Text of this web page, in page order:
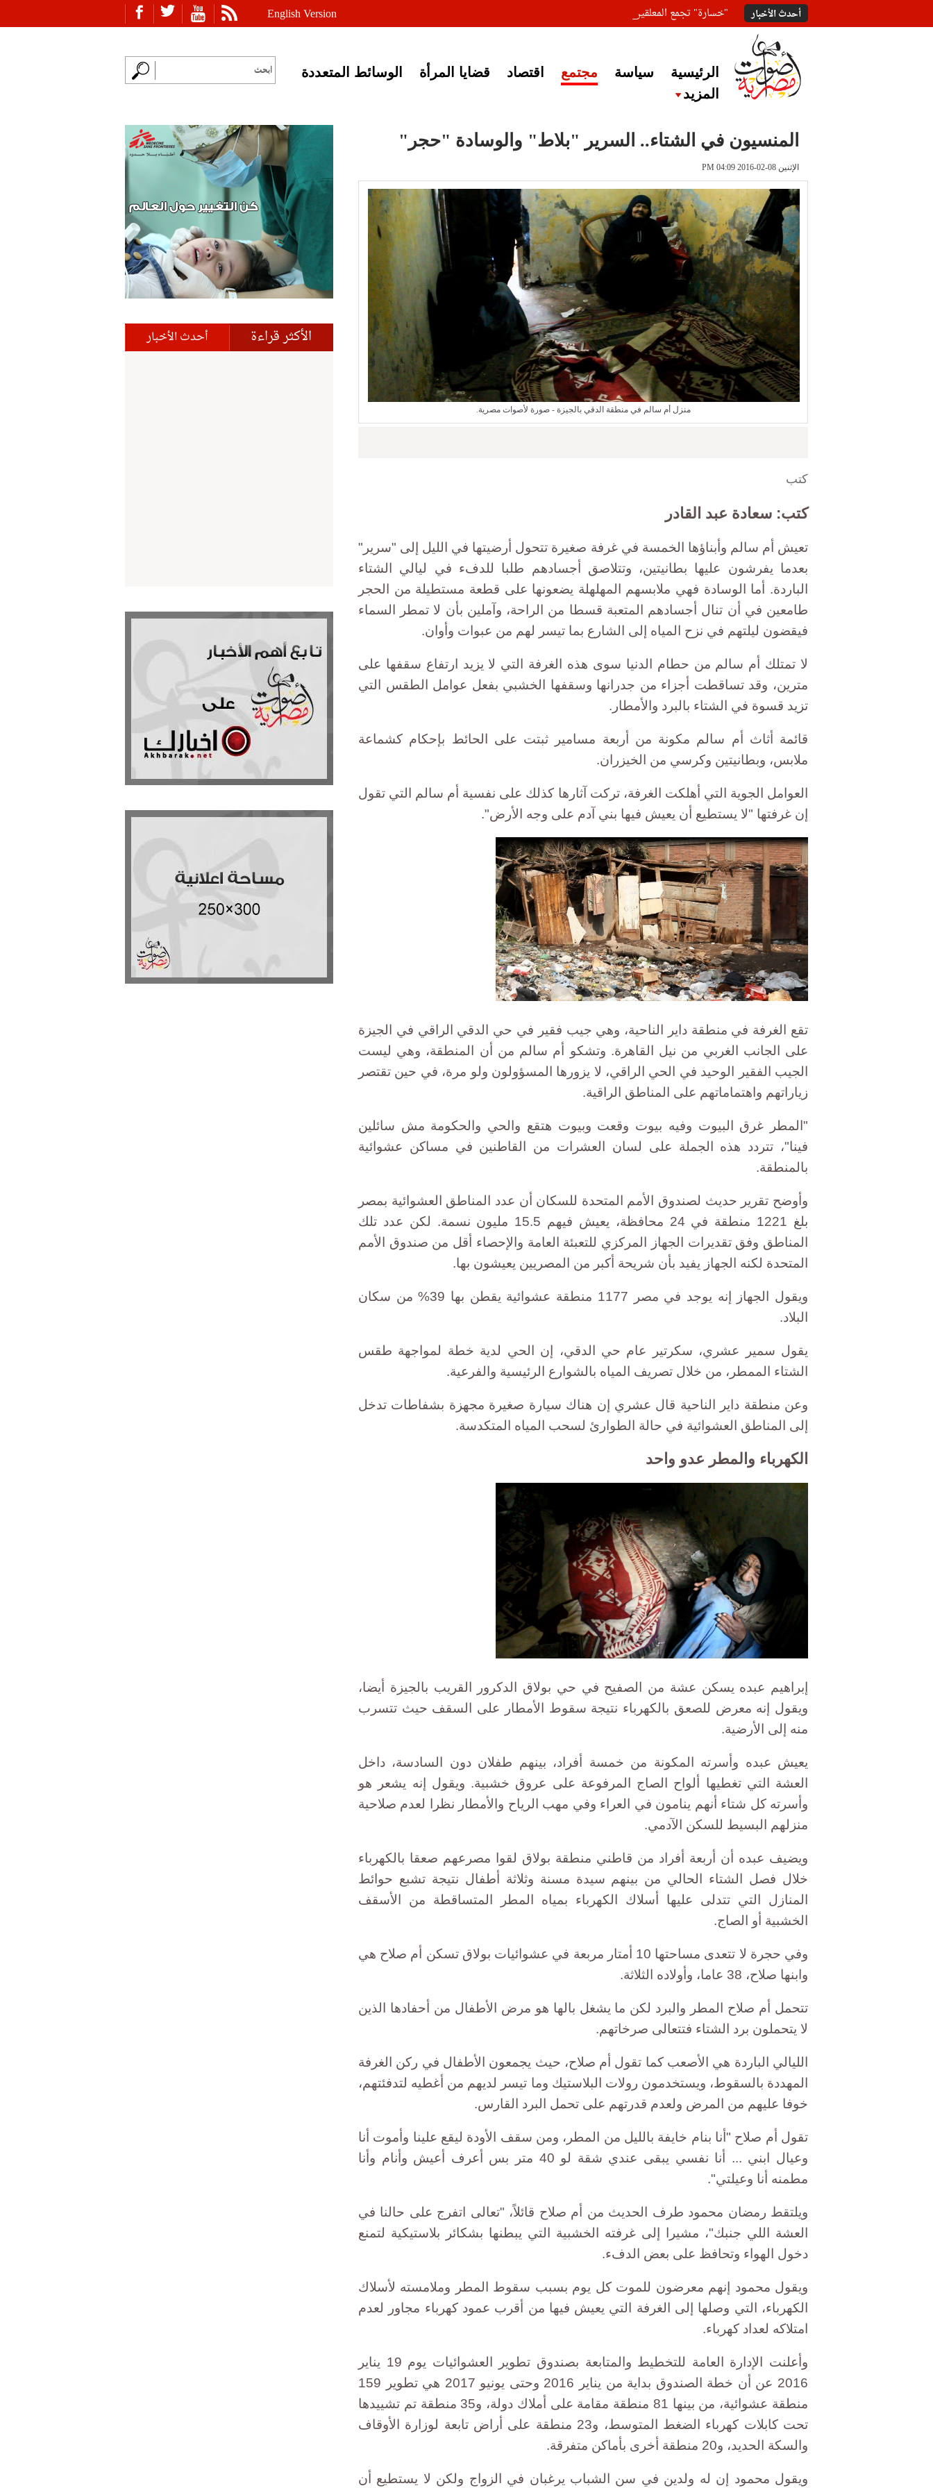
English Version أحدث الأخبار "خسارة" تجمع المعلقين على خبر إغلاق أصوات مصرية
الرئيسية سياسة مجتمع اقتصاد قضايا المرأة
الوسائط المتعددة
المزيد
المنسيون في الشتاء.. السرير "بلاط" والوسادة "حجر"
الإثنين 08-02-2016 PM 04:09
منزل أم سالم في منطقة الدقي بالجيزة - صورة لأصوات مصرية.
كتب
كتب: سعادة عبد القادر
تعيش أم سالم وأبناؤها الخمسة في غرفة صغيرة تتحول أرضيتها في الليل إلى "سرير"
بعدما يفرشون عليها بطانيتين، وتتلاصق أجسادهم طلبا للدفء في ليالي الشتاء
الباردة. أما الوسادة فهي ملابسهم المهلهلة يضعونها على قطعة مستطيلة من الحجر
طامعين في أن تنال أجسادهم المتعبة قسطا من الراحة، وآملين بأن لا تمطر السماء
فيقضون ليلتهم في نزح المياه إلى الشارع بما تيسر لهم من عبوات وأوان.
لا تمتلك أم سالم من حطام الدنيا سوى هذه الغرفة التي لا يزيد ارتفاع سقفها على
مترين، وقد تساقطت أجزاء من جدرانها وسقفها الخشبي بفعل عوامل الطقس التي
تزيد قسوة في الشتاء بالبرد والأمطار.
قائمة أثاث أم سالم مكونة من أربعة مسامير ثبتت على الحائط بإحكام كشماعة
ملابس، وبطانيتين وكرسي من الخيزران.
العوامل الجوية التي أهلكت الغرفة، تركت آثارها كذلك على نفسية أم سالم التي تقول
إن غرفتها "لا يستطيع أن يعيش فيها بني آدم على وجه الأرض".
تقع الغرفة في منطقة داير الناحية، وهي جيب فقير في حي الدقي الراقي في الجيزة
على الجانب الغربي من نيل القاهرة. وتشكو أم سالم من أن المنطقة، وهي ليست
الجيب الفقير الوحيد في الحي الراقي، لا يزورها المسؤولون ولو مرة، في حين تقتصر
زياراتهم واهتماماتهم على المناطق الراقية.
"المطر غرق البيوت وفيه بيوت وقعت وبيوت هتقع والحي والحكومة مش سائلين
فينا"، تتردد هذه الجملة على لسان العشرات من القاطنين في مساكن عشوائية
بالمنطقة.
وأوضح تقرير حديث لصندوق الأمم المتحدة للسكان أن عدد المناطق العشوائية بمصر
بلغ 1221 منطقة في 24 محافظة، يعيش فيهم 15.5 مليون نسمة. لكن عدد تلك
المناطق وفق تقديرات الجهاز المركزي للتعبئة العامة والإحصاء أقل من صندوق الأمم
المتحدة لكنه الجهاز يفيد بأن شريحة أكبر من المصريين يعيشون بها.
ويقول الجهاز إنه يوجد في مصر 1177 منطقة عشوائية يقطن بها 39% من سكان
البلاد.
يقول سمير عشري، سكرتير عام حي الدقي، إن الحي لدية خطة لمواجهة طقس
الشتاء الممطر، من خلال تصريف المياه بالشوارع الرئيسية والفرعية.
وعن منطقة داير الناحية قال عشري إن هناك سيارة صغيرة مجهزة بشفاطات تدخل
إلى المناطق العشوائية في حالة الطوارئ لسحب المياه المتكدسة.
الكهرباء والمطر عدو واحد
إبراهيم عبده يسكن عشة من الصفيح في حي بولاق الدكرور القريب بالجيزة أيضا،
ويقول إنه معرض للصعق بالكهرباء نتيجة سقوط الأمطار على السقف حيث تتسرب
منه إلى الأرضية.
يعيش عبده وأسرته المكونة من خمسة أفراد، بينهم طفلان دون السادسة، داخل
العشة التي تغطيها ألواح الصاج المرفوعة على عروق خشبية. ويقول إنه يشعر هو
وأسرته كل شتاء أنهم ينامون في العراء وفي مهب الرياح والأمطار نظرا لعدم صلاحية
منزلهم البسيط للسكن الآدمي.
ويضيف عبده أن أربعة أفراد من قاطني منطقة بولاق لقوا مصرعهم صعقا بالكهرباء
خلال فصل الشتاء الحالي من بينهم سيدة مسنة وثلاثة أطفال نتيجة تشبع حوائط
المنازل التي تتدلى عليها أسلاك الكهرباء بمياه المطر المتساقطة من الأسقف
الخشبية أو الصاج.
وفي حجرة لا تتعدى مساحتها 10 أمتار مربعة في عشوائيات بولاق تسكن أم صلاح هي
وابنها صلاح، 38 عاما، وأولاده الثلاثة.
تتحمل أم صلاح المطر والبرد لكن ما يشغل بالها هو مرض الأطفال من أحفادها الذين
لا يتحملون برد الشتاء فتتعالى صرخاتهم.
الليالي الباردة هي الأصعب كما تقول أم صلاح، حيث يجمعون الأطفال في ركن الغرفة
المهددة بالسقوط، ويستخدمون رولات البلاستيك وما تيسر لديهم من أغطيه لتدفئتهم،
خوفا عليهم من المرض ولعدم قدرتهم على تحمل البرد القارس.
تقول أم صلاح "أنا بنام خايفة بالليل من المطر، ومن سقف الأودة ليقع علينا وأموت أنا
وعيال ابني ... أنا نفسي يبقى عندي شقة لو 40 متر بس أعرف أعيش وأنام وأنا
مطمنه أنا وعيلتي".
ويلتقط رمضان محمود طرف الحديث من أم صلاح قائلاً، "تعالى اتفرج على حالنا في
العشة اللي جنبك"، مشيرا إلى غرفته الخشبية التي يبطنها بشكائر بلاستيكية لتمنع
دخول الهواء وتحافظ على بعض الدفء.
ويقول محمود إنهم معرضون للموت كل يوم بسبب سقوط المطر وملامسته لأسلاك
الكهرباء، التي وصلها إلى الغرفة التي يعيش فيها من أقرب عمود كهرباء مجاور لعدم
امتلاكه لعداد كهرباء.
وأعلنت الإدارة العامة للتخطيط والمتابعة بصندوق تطوير العشوائيات يوم 19 يناير
2016 عن أن خطة الصندوق بداية من يناير 2016 وحتى يونيو 2017 هي تطوير 159
منطقة عشوائية، من بينها 81 منطقة مقامة على أملاك دولة، و35 منطقة تم تشييدها
تحت كابلات كهرباء الضغط المتوسط، و23 منطقة على أراض تابعة لوزارة الأوقاف
والسكة الحديد، و20 منطقة أخرى بأماكن متفرقة.
ويقول محمود إن له ولدين في سن الشباب يرغبان في الزواج ولكن لا يستطيع أن
الأكثر قراءة أحدث الأخبار